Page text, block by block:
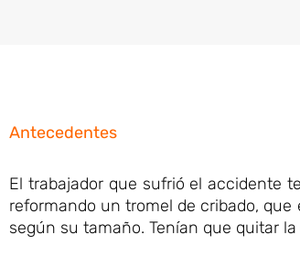
Antecedentes
El trabajador que sufrió el accidente
reformando un tromel de cribado,
según su tamaño. Tenían que quitar